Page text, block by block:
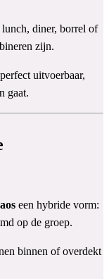
lunch, diner, borrel of
zijn.
uitvoerbaar,
gaat.
een hybride vorm:
op de groep.
binnen of overdekt